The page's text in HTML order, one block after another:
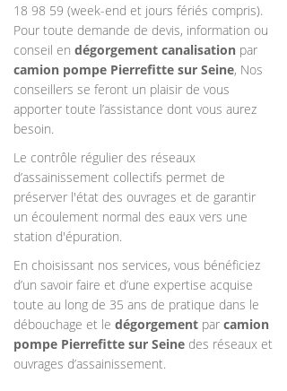
18 98 59 (week-end et jours fériés compris).
Pour toute demande de devis, information ou
conseil en dégorgement canalisation par
camion pompe Pierrefitte sur Seine, Nos
conseillers se feront un plaisir de vous
apporter toute l’assistance dont vous aurez
besoin.
Le contrôle régulier des réseaux
d’assainissement collectifs permet de
préserver l'état des ouvrages et de garantir
un écoulement normal des eaux vers une
station d'épuration.
En choisissant nos services, vous bénéficiez
d’un savoir faire et d’une expertise acquise
toute au long de 35 ans de pratique dans le
débouchage et le dégorgement par camion
pompe Pierrefitte sur Seine des réseaux et
ouvrages d’assainissement.